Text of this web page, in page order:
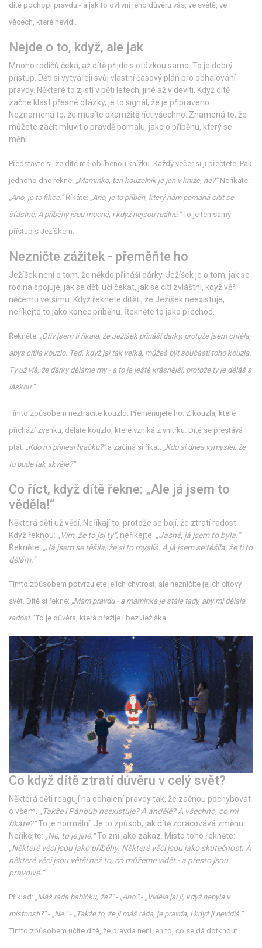
dítě pochopí pravdu - a jak to ovlivní jeho důvěru vás, ve světě, ve
věcech, které nevidí.
Nejde o to, když, ale jak
Mnoho rodičů čeká, až dítě přijde s otázkou samo. To je dobrý
přístup. Děti si vytvářejí svůj vlastní časový plán pro odhalování
pravdy. Některé to zjistí v pěti letech, jiné až v devíti. Když dítě
začne klást přesné otázky, je to signál, že je připraveno.
Neznamená to, že musíte okamžitě říct všechno. Znamená to, že
můžete začít mluvit o pravdě pomalu, jako o příběhu, který se
mění.
Představte si, že dítě má oblíbenou knížku. Každý večer si ji přečtete. Pak
jednoho dne řekne: „Maminko, ten kouzelník je jen v knize, ne?“Neříkáte:
„Ano, je to fikce.“Říkáte: „Ano, je to příběh, který nám pomáhá cítit se
šťastně. A příběhy jsou mocné, i když nejsou reálné.“To je ten samý
přístup s Ježíškem.
Nezničte zážitek - přeměňte ho
Ježíšek není o tom, že někdo přináší dárky. Ježíšek je o tom, jak se
rodina spojuje, jak se děti učí čekat, jak se cítí zvláštní, když věří
něčemu většímu. Když řeknete dítěti, že Ježíšek neexistuje,
neříkejte to jako konec příběhu. Řekněte to jako přechod.
Řekněte: „Dřív jsem ti říkala, že Ježíšek přináší dárky, protože jsem chtěla,
abys cítila kouzlo. Teď, když jsi tak velká, můžeš být součástí toho kouzla.
Ty už víš, že dárky děláme my - a to je ještě krásnější, protože ty je děláš s
láskou.“
Tímto způsobem neztrácíte kouzlo. Přeměňujete ho. Z kouzla, které
přichází zvenku, děláte kouzlo, které vzniká z vnitřku. Dítě se přestává
ptát: „Kdo mi přinesl hračku?“a začíná si říkat: „Kdo si dnes vymyslel, že
to bude tak skvělé?“
Co říct, když dítě řekne: „Ale já jsem to
věděla!“
Některá děti už vědí. Neříkají to, protože se bojí, že ztratí radost.
Když řeknou: „Vím, že to jsi ty“, neříkejte: „Jasně, já jsem to byla.“
Řekněte: „Já jsem se těšila, že si to myslíš. A já jsem se těšila, že ti to
dělám.“
Tímto způsobem potvrzujete jejich chytrost, ale nezničíte jejich citový
svět. Dítě si řekne: „Mám pravdu - a maminka je stále tady, aby mi dělala
radost.“To je důvěra, která přežije i bez Ježíška.
Co když dítě ztratí důvěru v celý svět?
Některá děti reagují na odhalení pravdy tak, že začnou pochybovat
o všem. „Takže i Pánbůh neexistuje? A andělé? A všechno, co mi
říkáte?“To je normální. Je to způsob, jak dítě zpracovává změnu.
Neříkejte: „Ne, to je jiné.“To zní jako zákaz. Místo toho řekněte:
„Některé věci jsou jako příběhy. Některé věci jsou jako skutečnost. A
některé věci jsou větší než to, co můžeme vidět - a přesto jsou
pravdivé.“
Příklad: „Máš ráda babičku, že?“- „Ano.“- „Viděla jsi ji, když nebyla v
místnosti?“- „Ne.“- „Takže to, že ji máš ráda, je pravda, i když ji nevidíš.“
Tímto způsobem učíte dítě, že pravda není jen to, co se dá dotknout.